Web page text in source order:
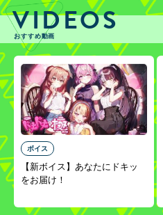
VIDEOS
おすすめ動画
ボイス
【新ボイス】あなたにドキッ
をお届け！